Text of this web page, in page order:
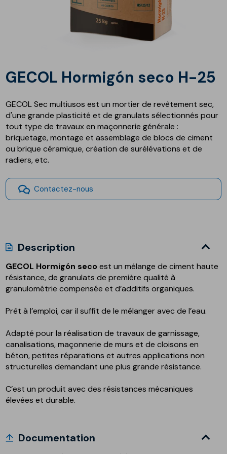
GECOL Hormigón seco H-25
GECOL Sec multiusos est un mortier de revêtement sec,
d'une grande plasticité et de granulats sélectionnés pour
tout type de travaux en maçonnerie générale :
briquetage, montage et assemblage de blocs de ciment
ou brique céramique, création de surélévations et de
radiers, etc.
Contactez-nous
Description
GECOL Hormigón seco est un mélange de ciment haute
résistance, de granulats de première qualité à
granulométrie compensée et d’additifs organiques.
Prêt à l’emploi, car il suffit de le mélanger avec de l’eau.
Adapté pour la réalisation de travaux de garnissage,
canalisations, maçonnerie de murs et de cloisons en
béton, petites réparations et autres applications non
structurelles demandant une plus grande résistance.
C’est un produit avec des résistances mécaniques
élevées et durable.
Documentation